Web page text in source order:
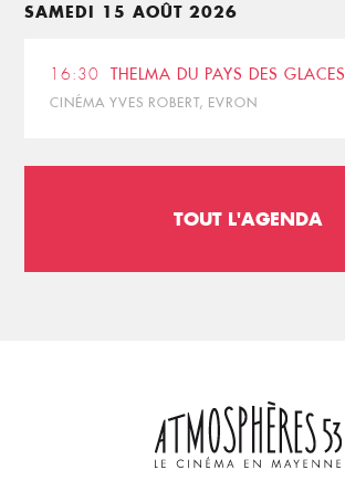
SAMEDI 15 AOÛT 2026
16:30 THELMA DU PAYS DES GLACES
CINÉMA YVES ROBERT, EVRON
TOUT L'AGENDA